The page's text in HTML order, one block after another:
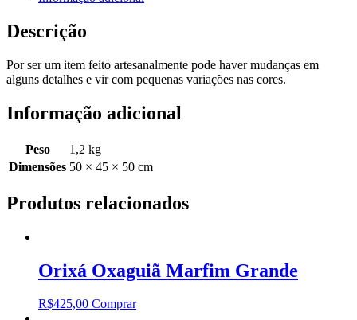
Descrição
Por ser um item feito artesanalmente pode haver mudanças em
alguns detalhes e vir com pequenas variações nas cores.
Informação adicional
Peso
1,2 kg
Dimensões 50 × 45 × 50 cm
Produtos relacionados
Orixá Oxaguiã Marfim Grande
R$425,00 Comprar